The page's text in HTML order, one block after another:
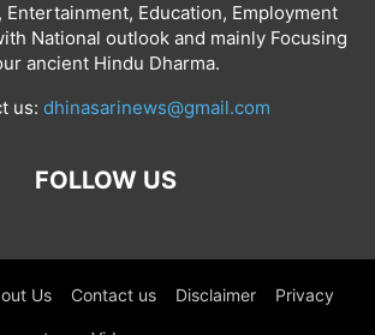
Education, Employment
National outlook and mainly Focusing
ancient Hindu Dharma.
us: dhinasarinews@gmail.com
FOLLOW US
Us Contact us Disclaimer Privacy